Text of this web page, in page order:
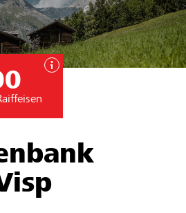
finden
starten